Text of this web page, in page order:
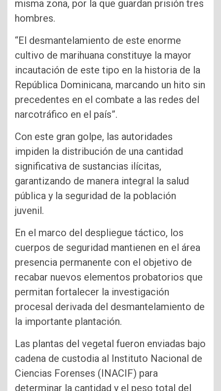
misma zona, por la que guardan prisión tres
hombres.
“El desmantelamiento de este enorme
cultivo de marihuana constituye la mayor
incautación de este tipo en la historia de la
República Dominicana, marcando un hito sin
precedentes en el combate a las redes del
narcotráfico en el país”.
Con este gran golpe, las autoridades
impiden la distribución de una cantidad
significativa de sustancias ilícitas,
garantizando de manera integral la salud
pública y la seguridad de la población
juvenil.
En el marco del despliegue táctico, los
cuerpos de seguridad mantienen en el área
presencia permanente con el objetivo de
recabar nuevos elementos probatorios que
permitan fortalecer la investigación
procesal derivada del desmantelamiento de
la importante plantación.
Las plantas del vegetal fueron enviadas bajo
cadena de custodia al Instituto Nacional de
Ciencias Forenses (INACIF) para
determinar la cantidad y el peso total del